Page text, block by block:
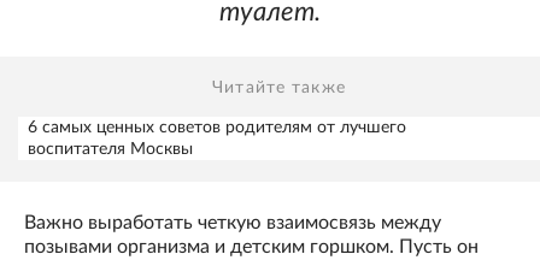
туалет.
Читайте также
6 самых ценных советов родителям от лучшего
воспитателя Москвы
Важно выработать четкую взаимосвязь между
позывами организма и детским горшком. Пусть он